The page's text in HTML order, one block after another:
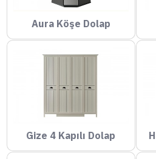
Aura Köşe Dolap
Gize 4 Kapılı Dolap